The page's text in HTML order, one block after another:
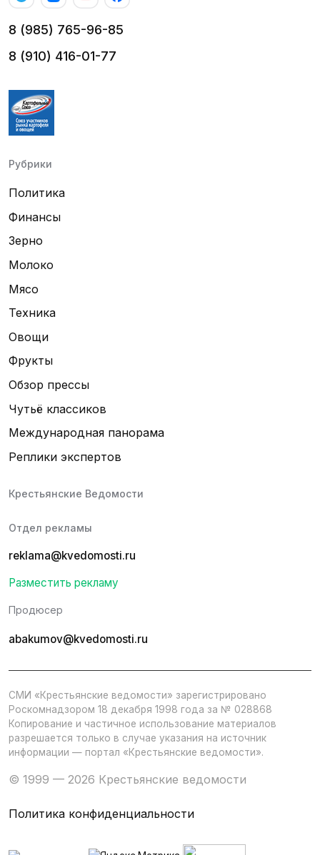
8 (985) 765-96-85
8 (910) 416-01-77
Рубрики
Политика
Финансы
Зерно
Молоко
Мясо
Техника
Овощи
Фрукты
Обзор прессы
Чутьё классиков
Международная панорама
Реплики экспертов
Крестьянские Ведомости
Отдел рекламы
reklama@kvedomosti.ru
Разместить рекламу
Продюсер
abakumov@kvedomosti.ru
СМИ «Крестьянские ведомости» зарегистрировано
Роскомнадзором 18 декабря 1998 года за № 028868
Копирование и частичное использование материалов
разрешается только в случае указания на источник
информации — портал «Крестьянские ведомости».
© 1999 — 2026 Крестьянские ведомости
Политика конфиденциальности